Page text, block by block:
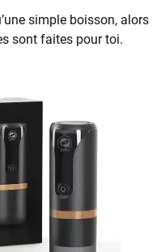
simple boisson, alors
sont faites pour toi.